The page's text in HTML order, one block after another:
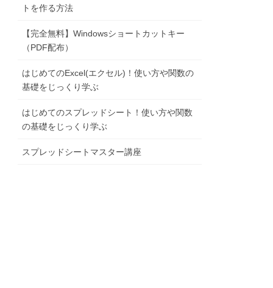
トを作る方法
【完全無料】Windowsショートカットキー
（PDF配布）
はじめてのExcel(エクセル)！使い方や関数の
基礎をじっくり学ぶ
はじめてのスプレッドシート！使い方や関数
の基礎をじっくり学ぶ
スプレッドシートマスター講座